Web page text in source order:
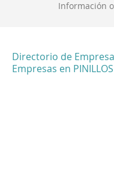
Información
Directorio de
Empresas en PINILLOS